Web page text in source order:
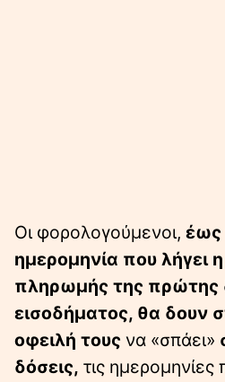
Οι φορολογούμενοι, έως
ημερομηνία που λήγει
πληρωμής της πρώτης
εισοδήματος, θα δουν
οφειλή τους να «σπάει»
δόσεις, τις